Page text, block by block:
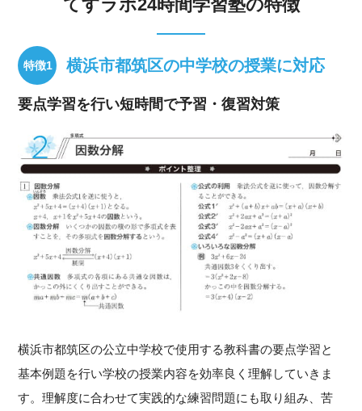
てすラボ24時間学習塾の特徴
横浜市都筑区の中学校の授業に対応
要点学習を行い短時間で予習・復習対策
横浜市都筑区の公立中学校で使用する教科書の要点学習と
基本例題を行い学校の授業内容を効率良く理解していきま
す。理解度に合わせて実践的な練習問題にも取り組み、苦